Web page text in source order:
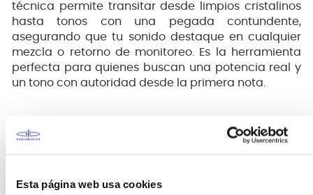
Esta página web usa cookies
técnica permite transitar desde limpios cristalinos
hasta tonos con una pegada contundente,
asegurando que tu sonido destaque en cualquier
mezcla o retorno de monitoreo. Es la herramienta
perfecta para quienes buscan una potencia real y
un tono con autoridad desde la primera nota.
Estabilidad mecánica para una práctica